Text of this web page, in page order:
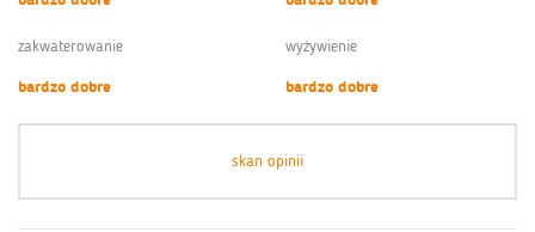
zakwaterowanie
bardzo dobre
wyżywienie
bardzo dobre
skan opinii